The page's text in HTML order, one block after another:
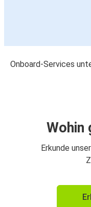
Onboard-Services
Wohin
Erkunde